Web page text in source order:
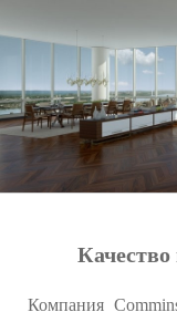
Компания